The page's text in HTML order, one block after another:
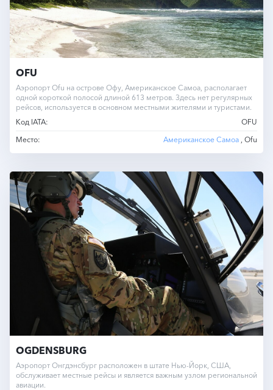
OFU
Аэропорт Ofu на острове Офу, Американское Самоа, располагает
одной короткой полосой длиной 613 метров. Здесь нет регулярных
рейсов, используется в основном местными жителями и туристами.
Код IATA:
OFU
Место:
Американское Самоа , Ofu
OGDENSBURG
Аэропорт Онгдэнсбург расположен в штате Нью-Йорк, США,
обслуживает местные рейсы и является важным узлом региональной
авиации.